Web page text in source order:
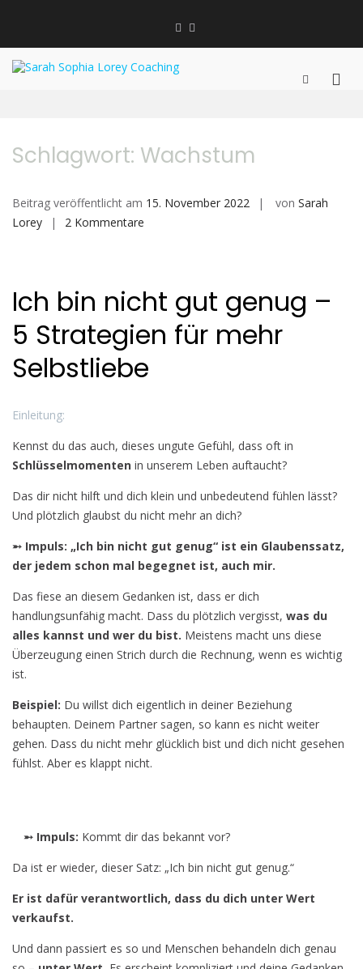
Linkedin
Sarah Sophia Lorey
Bewusstsein schaffen | Veränderung
Such-
Schlagwort: Wachstum
Beitrag veröffentlicht am 15. November 2022 von Sarah
Lorey
2 Kommentare
gut
–
Strategien
Ich bin nicht gut genug –
5 Strategien für mehr
Selbstliebe
Einleitung:
Kennst du das auch, dieses ungute Gefühl, dass oft in
Schlüsselmomenten in unserem Leben auftaucht?
Das dir nicht hilft und dich klein und unbedeutend fühlen lässt?
Und plötzlich glaubst du nicht mehr an dich?
➵ Impuls: „Ich bin nicht gut genug“ ist ein Glaubenssatz,
der jedem schon mal begegnet ist, auch mir.
Das fiese an diesem Gedanken ist, dass er dich
handlungsunfähig macht. Dass du plötzlich vergisst, was du
alles kannst und wer du bist. Meistens macht uns diese
Überzeugung einen Strich durch die Rechnung, wenn es wichtig
ist.
Beispiel: Du willst dich eigentlich in deiner Beziehung
behaupten. Deinem Partner sagen, so kann es nicht weiter
gehen. Dass du nicht mehr glücklich bist und dich nicht gesehen
fühlst. Aber es klappt nicht.
➵ Impuls: Kommt dir das bekannt vor?
Da ist er wieder, dieser Satz: „Ich bin nicht gut genug.“
Er ist dafür verantwortlich, dass du dich unter Wert
verkaufst.
Und dann passiert es so und Menschen behandeln dich genau